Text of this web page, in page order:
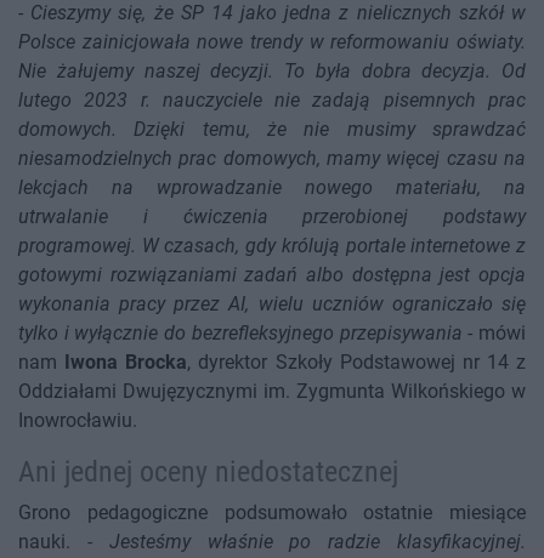
- Cieszymy się, że SP 14 jako jedna z nielicznych szkół w
Polsce zainicjowała nowe trendy w reformowaniu oświaty.
Nie żałujemy naszej decyzji. To była dobra decyzja. Od
lutego 2023 r. nauczyciele nie zadają pisemnych prac
domowych. Dzięki temu, że nie musimy sprawdzać
niesamodzielnych prac domowych, mamy więcej czasu na
lekcjach na wprowadzanie nowego materiału, na
utrwalanie i ćwiczenia przerobionej podstawy
programowej. W czasach, gdy królują portale internetowe z
gotowymi rozwiązaniami zadań albo dostępna jest opcja
wykonania pracy przez AI, wielu uczniów ograniczało się
tylko i wyłącznie do bezrefleksyjnego przepisywania - mówi
nam
Iwona Brocka, dyrektor Szkoły Podstawowej nr 14 z
Oddziałami Dwujęzycznymi im. Zygmunta Wilkońskiego w
Inowrocławiu.
Ani jednej oceny niedostatecznej
Grono pedagogiczne podsumowało ostatnie miesiące
nauki. - Jesteśmy właśnie po radzie klasyfikacyjnej.